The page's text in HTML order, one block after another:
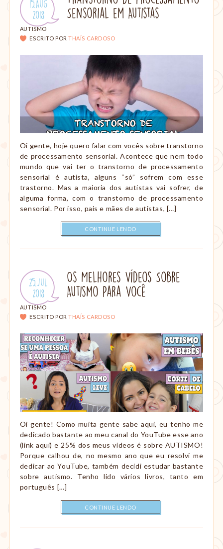
amamentação,
Montessori,
viagem
etc.
Publicado
em:
15.Aug
.
2018
Sensorial em Autistas
CATEGORIAS:
AUTISMO
ESCRITO POR THAÍS CARDOSO
Oi gente, hoje quero falar com vocês sobre transtorno
de processamento sensorial. Acontece que nem todo
mundo que vai ter o transtorno de processamento
sensorial é autista, alguns “só” sofrem com esse
trastorno. Mas a maioria dos autistas vai sofrer, de
alguma forma, com o transtorno de processamento
sensorial. Por isso, pais e mães de autistas, […]
CONTINUE LENDO
Publicado
em:
25.Jul
.
2018
Os Melhores Vídeos Sobre
Autismo Para Você
CATEGORIAS:
AUTISMO
ESCRITO POR THAÍS CARDOSO
Oi gente! Como muita gente sabe aqui, eu tenho me
dedicado bastante ao meu canal do YouTube esse ano
(link aqui) e 25% dos meus vídeos é sobre AUTISMO!
Porque calhou de, no mesmo ano que eu resolvi me
dedicar ao YouTube, também decidi estudar bastante
sobre autismo. Tenho lido vários livros, tanto em
português […]
CONTINUE LENDO